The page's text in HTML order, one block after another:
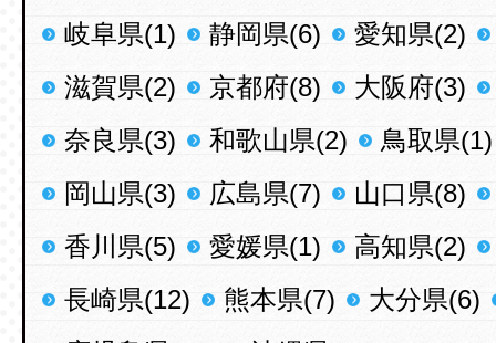
岐阜県(1)
静岡県(6)
愛知県(2)
滋賀県(2)
京都府(8)
大阪府(3)
奈良県(3)
和歌山県(2)
鳥取県(1)
岡山県(3)
広島県(7)
山口県(8)
香川県(5)
愛媛県(1)
高知県(2)
長崎県(12)
熊本県(7)
大分県(6)